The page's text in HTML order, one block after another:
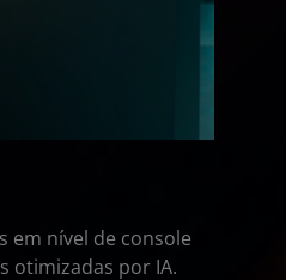
em nível de console
otimizadas por IA.